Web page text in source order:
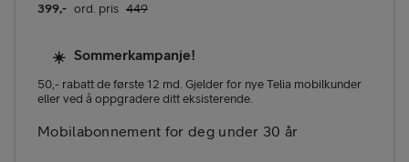
399,- ord. pris 449
☀️ Sommerkampanje!
50,- rabatt de første 12 md. Gjelder for nye Telia mobilkunder
eller ved å oppgradere ditt eksisterende.
Mobilabonnement for deg under 30 år